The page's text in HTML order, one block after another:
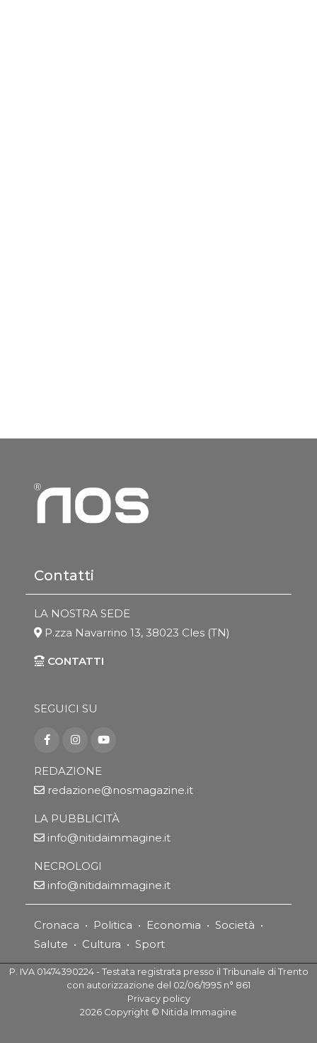
Contatti
LA NOSTRA SEDE
P.zza Navarrino 13, 38023 Cles (TN)
CONTATTI
SEGUICI SU
REDAZIONE
redazione@nosmagazine.it
LA PUBBLICITÀ
info@nitidaimmagine.it
NECROLOGI
info@nitidaimmagine.it
Cronaca • Politica • Economia • Società •
Salute • Cultura • Sport
P. IVA 01474390224 - Testata registrata presso il Tribunale di Trento
con autorizzazione del 02/06/1995 n° 861
Privacy policy
2026 Copyright © Nitida Immagine